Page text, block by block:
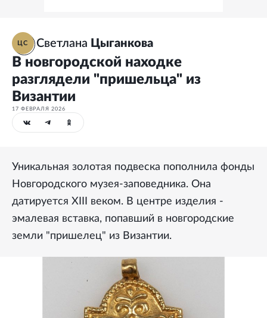
ЦС Светлана Цыганкова
В новгородской находке
разглядели "пришельца" из
Византии
17 ФЕВРАЛЯ 2026
Уникальная золотая подвеска пополнила фонды
Новгородского музея-заповедника. Она
датируется XIII веком. В центре изделия -
эмалевая вставка, попавший в новгородские
земли "пришелец" из Византии.